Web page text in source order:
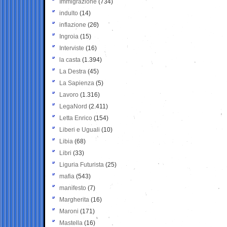
Immigrazione (734)
indulto (14)
inflazione (26)
Ingroia (15)
Interviste (16)
la casta (1.394)
La Destra (45)
La Sapienza (5)
Lavoro (1.316)
LegaNord (2.411)
Letta Enrico (154)
Liberi e Uguali (10)
Libia (68)
Libri (33)
Liguria Futurista (25)
mafia (543)
manifesto (7)
Margherita (16)
Maroni (171)
Mastella (16)